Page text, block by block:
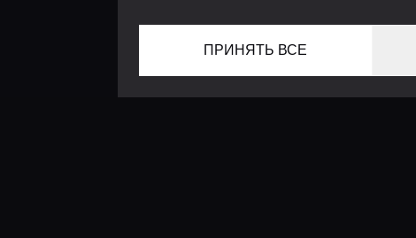
ПРИНЯТЬ ВСЕ